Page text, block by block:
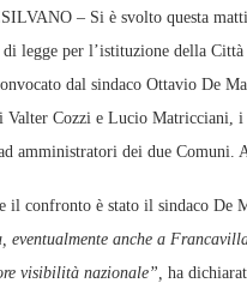
– Si è svolto questa
di legge per l’istituzione della
dal sindaco Ottavio De
Valter Cozzi e Lucio Matricciani, i
amministratori dei due Comuni.
il confronto è stato il sindaco De
eventualmente anche a
visibilità nazionale”, ha